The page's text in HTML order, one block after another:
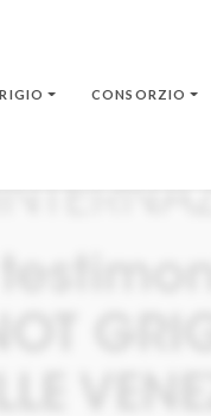
CONSORZIO